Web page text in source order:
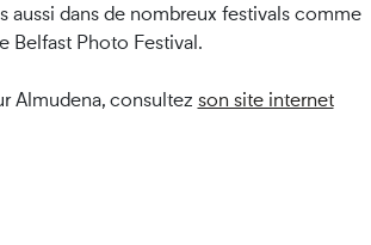
aussi dans de nombreux festivals comme
Belfast Photo Festival.
Almudena, consultez son site internet